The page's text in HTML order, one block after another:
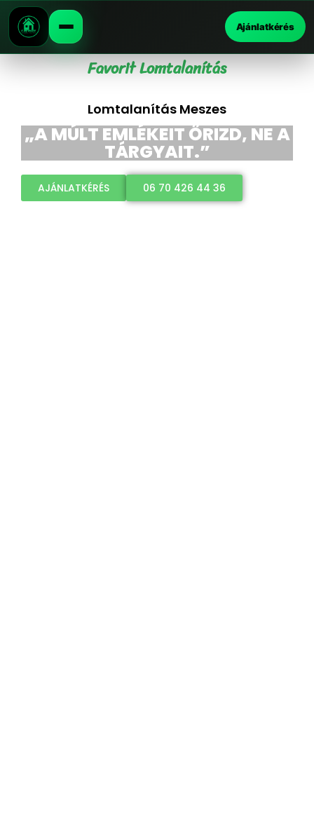
Ajánlatkérés
Favorit Lomtalanítás
Lomtalanítás Meszes
„A MÚLT EMLÉKEIT ŐRIZD, NE A
TÁRGYAIT.”
AJÁNLATKÉRÉS 06 70 426 44 36